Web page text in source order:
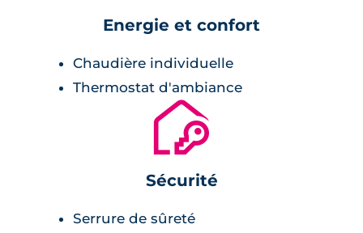
Energie et confort
Chaudière individuelle
Thermostat d'ambiance
🔐
Sécurité
Serrure de sûreté